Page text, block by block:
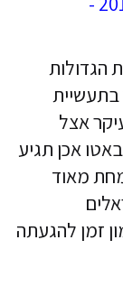
הגדולות
בתעשיית
אצל
אכן תגיע
מאוד
זמן להגעתה